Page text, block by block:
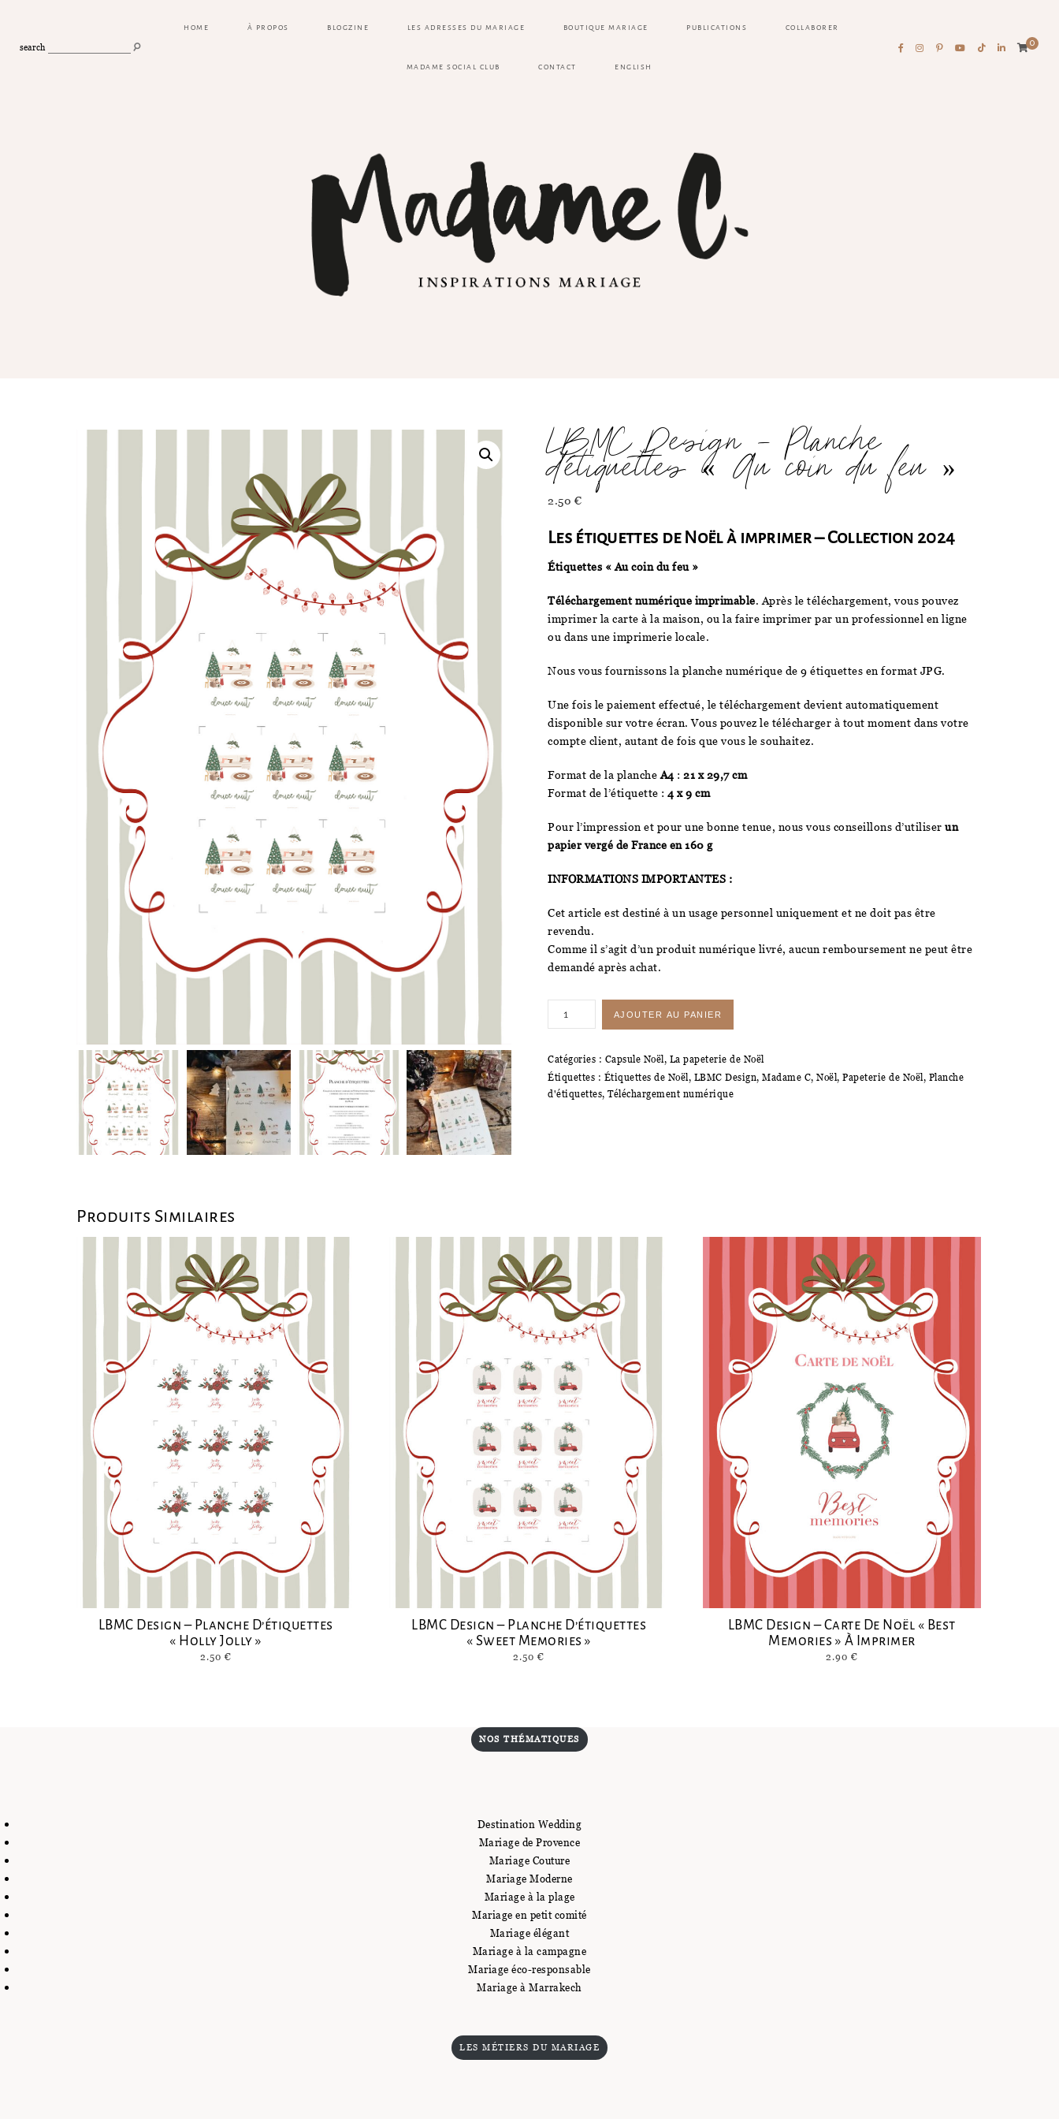
search
HOME À PROPOS BLOGZINE LES ADRESSES DU MARIAGE BOUTIQUE MARIAGE PUBLICATIONS COLLABORER
MADAME SOCIAL CLUB CONTACT ENGLISH
0
LBMC Design – Planche
d’étiquettes « Au coin du feu »
2.50 €
Les étiquettes de Noël à imprimer – Collection 2024
Étiquettes « Au coin du feu »
Téléchargement numérique imprimable. Après le téléchargement, vous pouvez
imprimer la carte à la maison, ou la faire imprimer par un professionnel en ligne
ou dans une imprimerie locale.
Nous vous fournissons la planche numérique de 9 étiquettes en format JPG.
Une fois le paiement effectué, le téléchargement devient automatiquement
disponible sur votre écran. Vous pouvez le télécharger à tout moment dans votre
compte client, autant de fois que vous le souhaitez.
Format de la plancheA4 : 21 x 29,7 cm
Format de l’étiquette : 4 x 9 cm
Pour l’impression et pour une bonne tenue, nous vous conseillons d’utiliser un
papier vergé de France en 160 g
INFORMATIONS IMPORTANTES :
Cet article est destiné à un usage personnel uniquement et ne doit pas être
revendu.
Comme il s’agit d’un produit numérique livré, aucun remboursement ne peut être
demandé après achat.
de
Design
-
Planche
AJOUTER AU PANIER
Catégories : Capsule Noël, La papeterie de Noël
Étiquettes : Étiquettes de Noël, LBMC Design, Madame C, Noël, Papeterie de Noël, Planche
d'étiquettes, Téléchargement numérique
Produits Similaires
LBMC Design – Planche D’étiquettes
« Holly Jolly »
2.50 €
LBMC Design – Planche D’étiquettes
« Sweet Memories »
2.50€
LBMC Design – Carte De Noël « Best
Memories » À Imprimer
2.90 €
NOS THÉMATIQUES
Destination Wedding
Mariage de Provence
Mariage Couture
Mariage Moderne
Mariage à la plage
Mariage en petit comité
Mariage élégant
Mariage à la campagne
Mariage éco-responsable
Mariage à Marrakech
LES MÉTIERS DU MARIAGE